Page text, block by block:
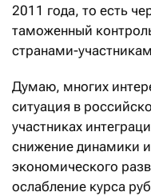
2011 года, то есть
таможенный
странами-
Думаю, многих
ситуация в
участниках
снижение динамики
экономического
ослабление курса